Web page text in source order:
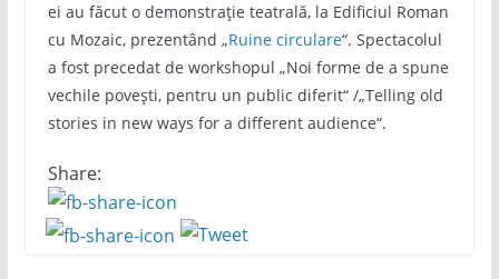
ei au făcut o demonstrație teatrală, la Edificiul Roman
cu Mozaic, prezentând „Ruine circulare“. Spectacolul
a fost precedat de workshopul „Noi forme de a spune
vechile poveşti, pentru un public diferit“ /„Telling old
stories in new ways for a different audience“.
Share: